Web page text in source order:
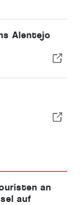
Alentejo
an
auf